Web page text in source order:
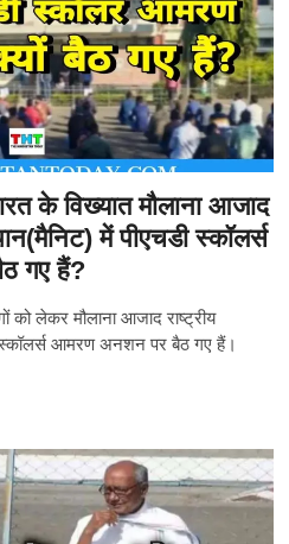
के विख्यात मौलाना आजाद
में पीएचडी स्कॉलर्स
गए हैं?
लेकर मौलाना आजाद राष्ट्रीय
स्कॉलर्स आमरण अनशन पर बैठ गए हैं।